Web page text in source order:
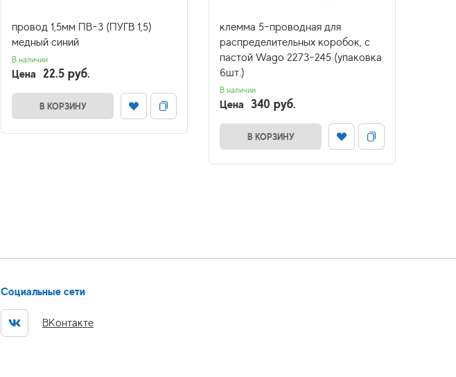
провод 1,5мм ПВ-3 (ПУГВ 1,5)
медный синий
В наличии
Цена 22.5 руб.
В КОРЗИНУ
клемма 5-проводная для
распределительных коробок, с
пастой Wago 2273-245 (упаковка
6шт.)
В наличии
Цена 340 руб.
В КОРЗИНУ
Социальные сети
ВКонтакте